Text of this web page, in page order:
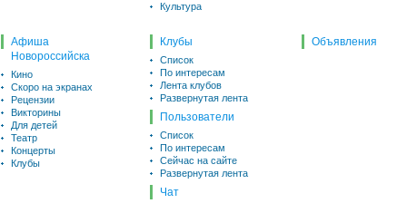
Культура
Афиша
Новороссийска
Кино
Скоро на экранах
Рецензии
Викторины
Для детей
Театр
Концерты
Клубы
Клубы
Список
По интересам
Лента клубов
Развернутая лента
Пользователи
Список
По интересам
Сейчас на сайте
Развернутая лента
Чат
Объявления